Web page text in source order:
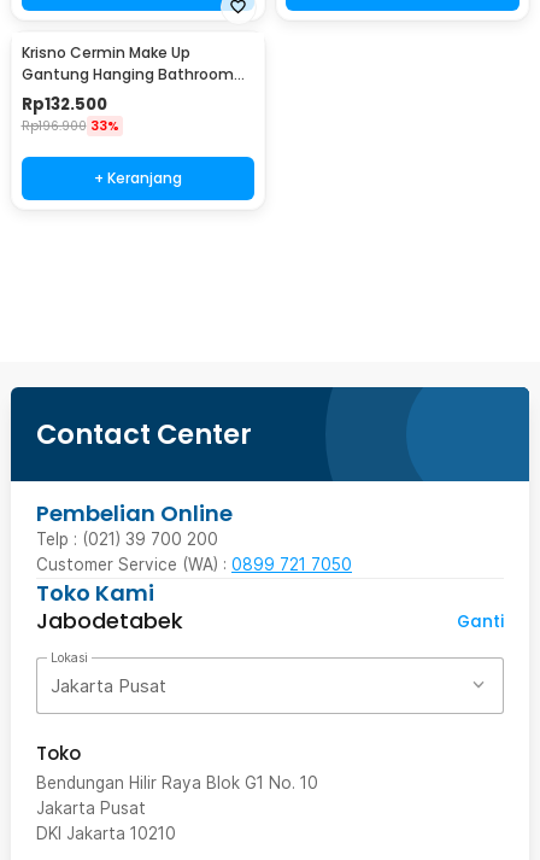
Krisno Cermin Make Up
Gantung Hanging Bathroom
Mirror 3 Fold - INU135
Rp132.500
Rp196.900 33%
+ Keranjang
Contact Center
Pembelian Online
Telp : (021) 39 700 200
Customer Service (WA) : 0899 721 7050
Toko Kami
Jabodetabek
Ganti
Lokasi
Jakarta Pusat
Toko
Bendungan Hilir Raya Blok G1 No. 10
Jakarta Pusat
DKI Jakarta 10210